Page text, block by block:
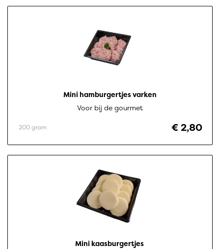
Mini hamburgertjes varken
Voor bij de gourmet
€ 2,80
200 gram
Mini kaasburgertjes